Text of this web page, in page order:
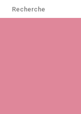
Recherche